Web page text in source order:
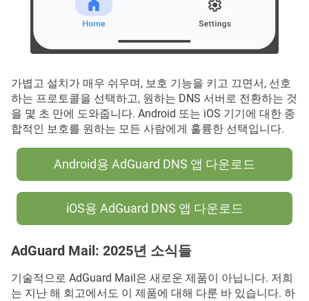
가볍고 설치가 매우 쉬우며, 보호 기능을 키고 끄면서, 선호
하는 프로토콜을 선택하고, 원하는 DNS 서버로 전환하는 것
을 몇 초 만에 도와줍니다. Android 또는 iOS 기기에 대한 종
합적인 보호를 원하는 모든 사람에게 훌륭한 선택입니다.
Android용 AdGuard DNS 앱 다운로드
iOS용 AdGuard DNS 앱 다운로드
AdGuard Mail: 2025년 소식들
기술적으로 AdGuard Mail은 새로운 제품이 아닙니다. 저희
는 지난 해 회고에서도 이 제품에 대해 다룬 바 있습니다. 하